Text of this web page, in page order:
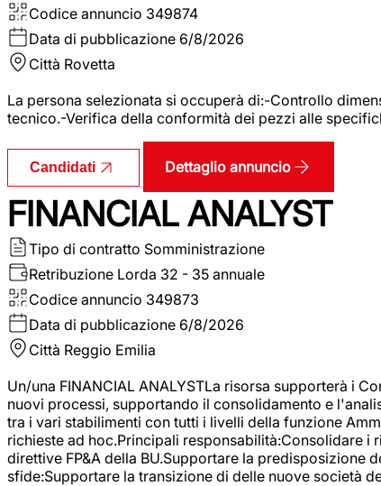
Codice annuncio 349874
Data di pubblicazione 6/8/2026
Città Rovetta
La persona selezionata si occuperà di:-Controllo
tecnico.-Verifica della conformità dei pezzi alle
Candidati Dettaglio annuncio
FINANCIAL ANALYST
Tipo di contratto Somministrazione
Retribuzione Lorda 32 - 35 annuale
Codice annuncio 349873
Data di pubblicazione 6/8/2026
Città Reggio Emilia
Un/una FINANCIAL ANALYSTLa risorsa supporterà i
nuovi processi, supportando il consolidamento e
tra i vari stabilimenti con tutti i livelli della funzione
richieste ad hoc.Principali responsabilità:Consolidare i
direttive FP&A della BU.Supportare la predisposizione
sfide:Supportare la transizione di delle nuove società